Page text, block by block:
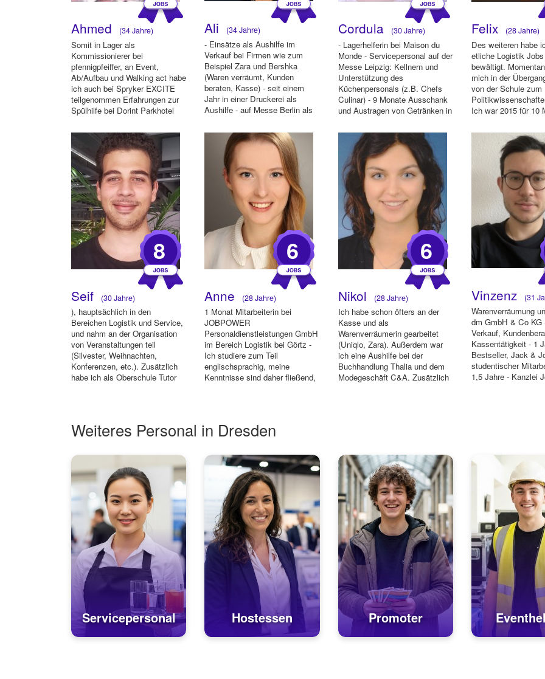
Ahmed (34 Jahre)
Somit in Lager als
Kommissionierer bei
pfennigpfeiffer, an Event,
Ab/Aufbau und Walking act habe
ich auch bei Spryker EXCITE
teilgenommen Erfahrungen zur
Spülhilfe bei Dorint Parkhotel
Ali (34 Jahre)
- Einsätze als Aushilfe im
Verkauf bei Firmen wie zum
Beispiel Zara und Bershka
(Waren verräumt, Kunden
beraten, Kasse) - seit einem
Jahr in einer Druckerei als
Aushilfe - auf Messe Berlin als
Cordula (30 Jahre)
- Lagerhelferin bei Maison du
Monde - Servicepersonal auf der
Messe Leipzig: Kellnern und
Unterstützung des
Küchenpersonals (z.B. Chefs
Culinar) - 9 Monate Ausschank
und Austragen von Getränken in
Felix (28 Jahre)
Des weiteren habe
etliche Logistik
bewältigt.
mich in der
von der Schule zum
Ich war 2015 für 10
8
Seif (30 Jahre)
), hauptsächlich in den
Bereichen Logistik und Service,
und nahm an der Organisation
von Veranstaltungen teil
(Silvester, Weihnachten,
Konferenzen, etc.). Zusätzlich
habe ich als Oberschule Tutor
6
Anne (28 Jahre)
1 Monat Mitarbeiterin bei
JOBPOWER
Personaldienstleistungen GmbH
im Bereich Logistik bei Görtz -
Ich studiere zum Teil
englischsprachig, meine
Kenntnisse sind daher fließend,
6
Nikol (28 Jahre)
Ich habe schon öfters an der
Kasse und als
Warenverräumerin gearbeitet
(Uniqlo, Zara). Außerdem war
ich eine Aushilfe bei der
Buchhandlung Thalia und dem
Modegeschäft C&A. Zusätzlich
Vinzenz (31
Warenverräumung
dm GmbH & Co KG
Verkauf,
Kassentätigkeit - 1
Bestseller, Jack &
studentischer
1,5 Jahre - Kanzlei
Weiteres Personal in Dresden
Servicepersonal Hostessen Promoter